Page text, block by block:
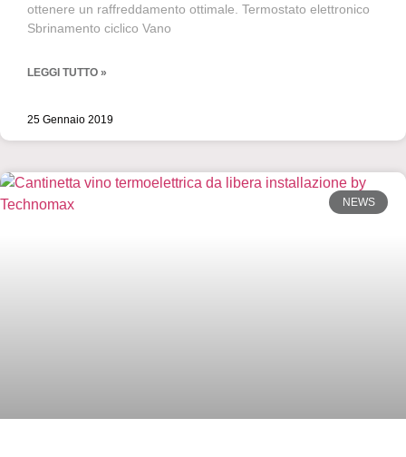
ottenere un raffreddamento ottimale. Termostato elettronico
Sbrinamento ciclico Vano
LEGGI TUTTO »
25 Gennaio 2019
NEWS